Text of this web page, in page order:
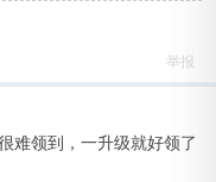
举报
难领到，一升级就好领了